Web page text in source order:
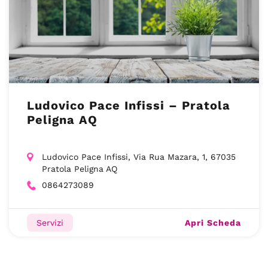
Ludovico Pace Infissi – Pratola
Peligna AQ
Ludovico Pace Infissi, Via Rua Mazara, 1, 67035
Pratola Peligna AQ
0864273089
Servizi Apri Scheda